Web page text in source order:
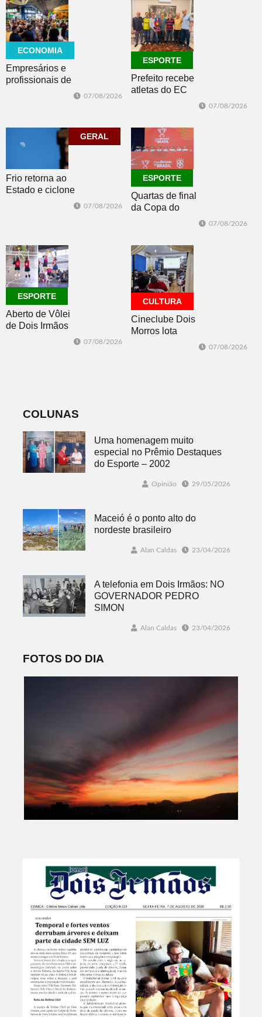
ECONOMIA
Empresários e
profissionais de
Construsul
07/08/2026
ESPORTE
Prefeito recebe
atletas do EC
Master 65+
07/08/2026
GERAL
Frio retorna ao
Estado e ciclone
07/08/2026
ESPORTE
Quartas de final
da Copa do
Brasil 2026: veja
do sorteio
07/08/2026
ESPORTE
Aberto de Vôlei
de Dois Irmãos
07/08/2026
CULTURA
Cineclube Dois
Morros lota
07/08/2026
COLUNAS
Uma homenagem muito
especial no Prêmio Destaques
do Esporte – 2002
Opinião 29/05/2026
Maceió é o ponto alto do
nordeste brasileiro
Alan Caldas 23/04/2026
A telefonia em Dois Irmãos: NO
GOVERNADOR PEDRO
SIMON
Alan Caldas 23/04/2026
FOTOS DO DIA